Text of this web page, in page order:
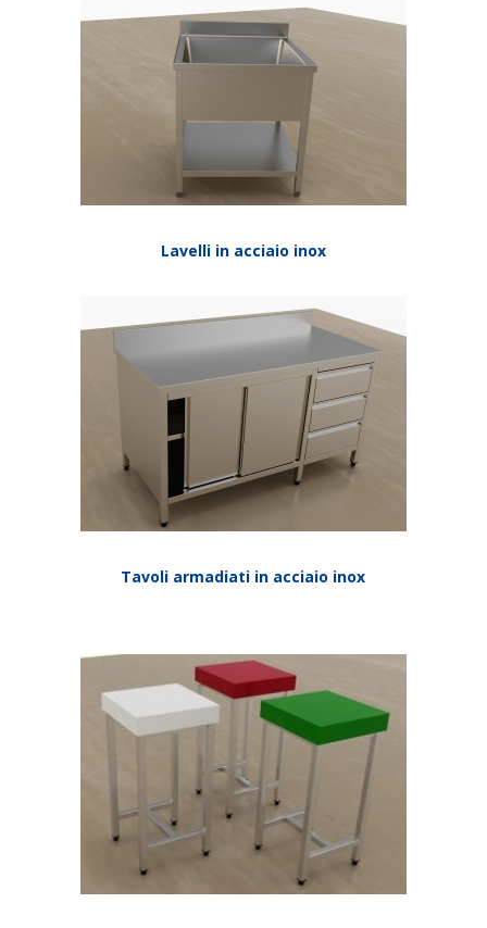
Lavelli in acciaio inox
Tavoli armadiati in acciaio inox